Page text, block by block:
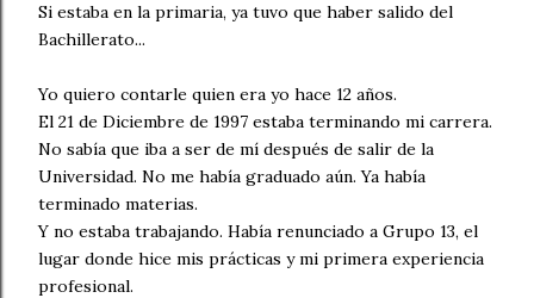
Si estaba en la primaria, ya tuvo que haber salido del
Bachillerato...
Yo quiero contarle quien era yo hace 12 años.
El 21 de Diciembre de 1997 estaba terminando mi carrera.
No sabía que iba a ser de mí después de salir de la
Universidad. No me había graduado aún. Ya había
terminado materias.
Y no estaba trabajando. Había renunciado a Grupo 13, el
lugar donde hice mis prácticas y mi primera experiencia
profesional.